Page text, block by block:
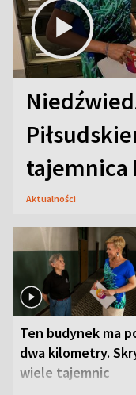
tajemnica
Aktualności
Ten budynek ma
dwa kilometry.
wiele tajemnic